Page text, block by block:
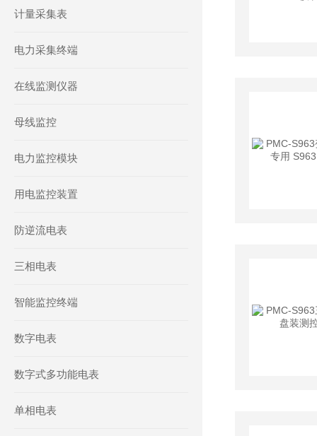
计量采集表
电力采集终端
在线监测仪器
母线监控
电力监控模块
用电监控装置
防逆流电表
三相电表
智能监控终端
数字电表
数字式多功能电表
单相电表